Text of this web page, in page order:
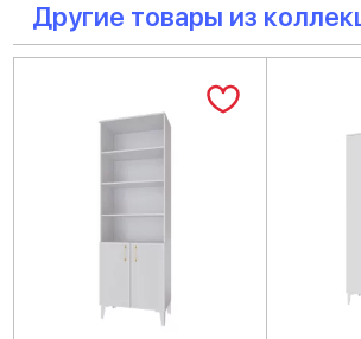
Другие товары из